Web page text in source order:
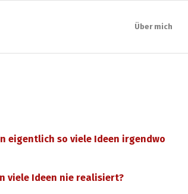
Über mich
eigentlich so viele Ideen irgendwo
viele Ideen nie realisiert?